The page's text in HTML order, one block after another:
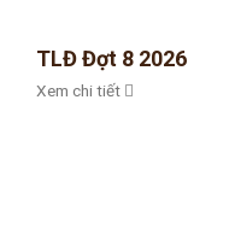
TLĐ Đợt 8 2026
Xem chi tiết